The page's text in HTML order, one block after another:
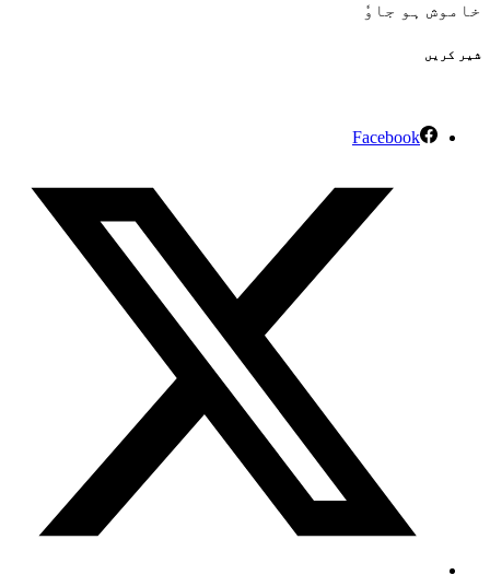
خاموش ہو جاوٗ
شیر کریں
Facebook